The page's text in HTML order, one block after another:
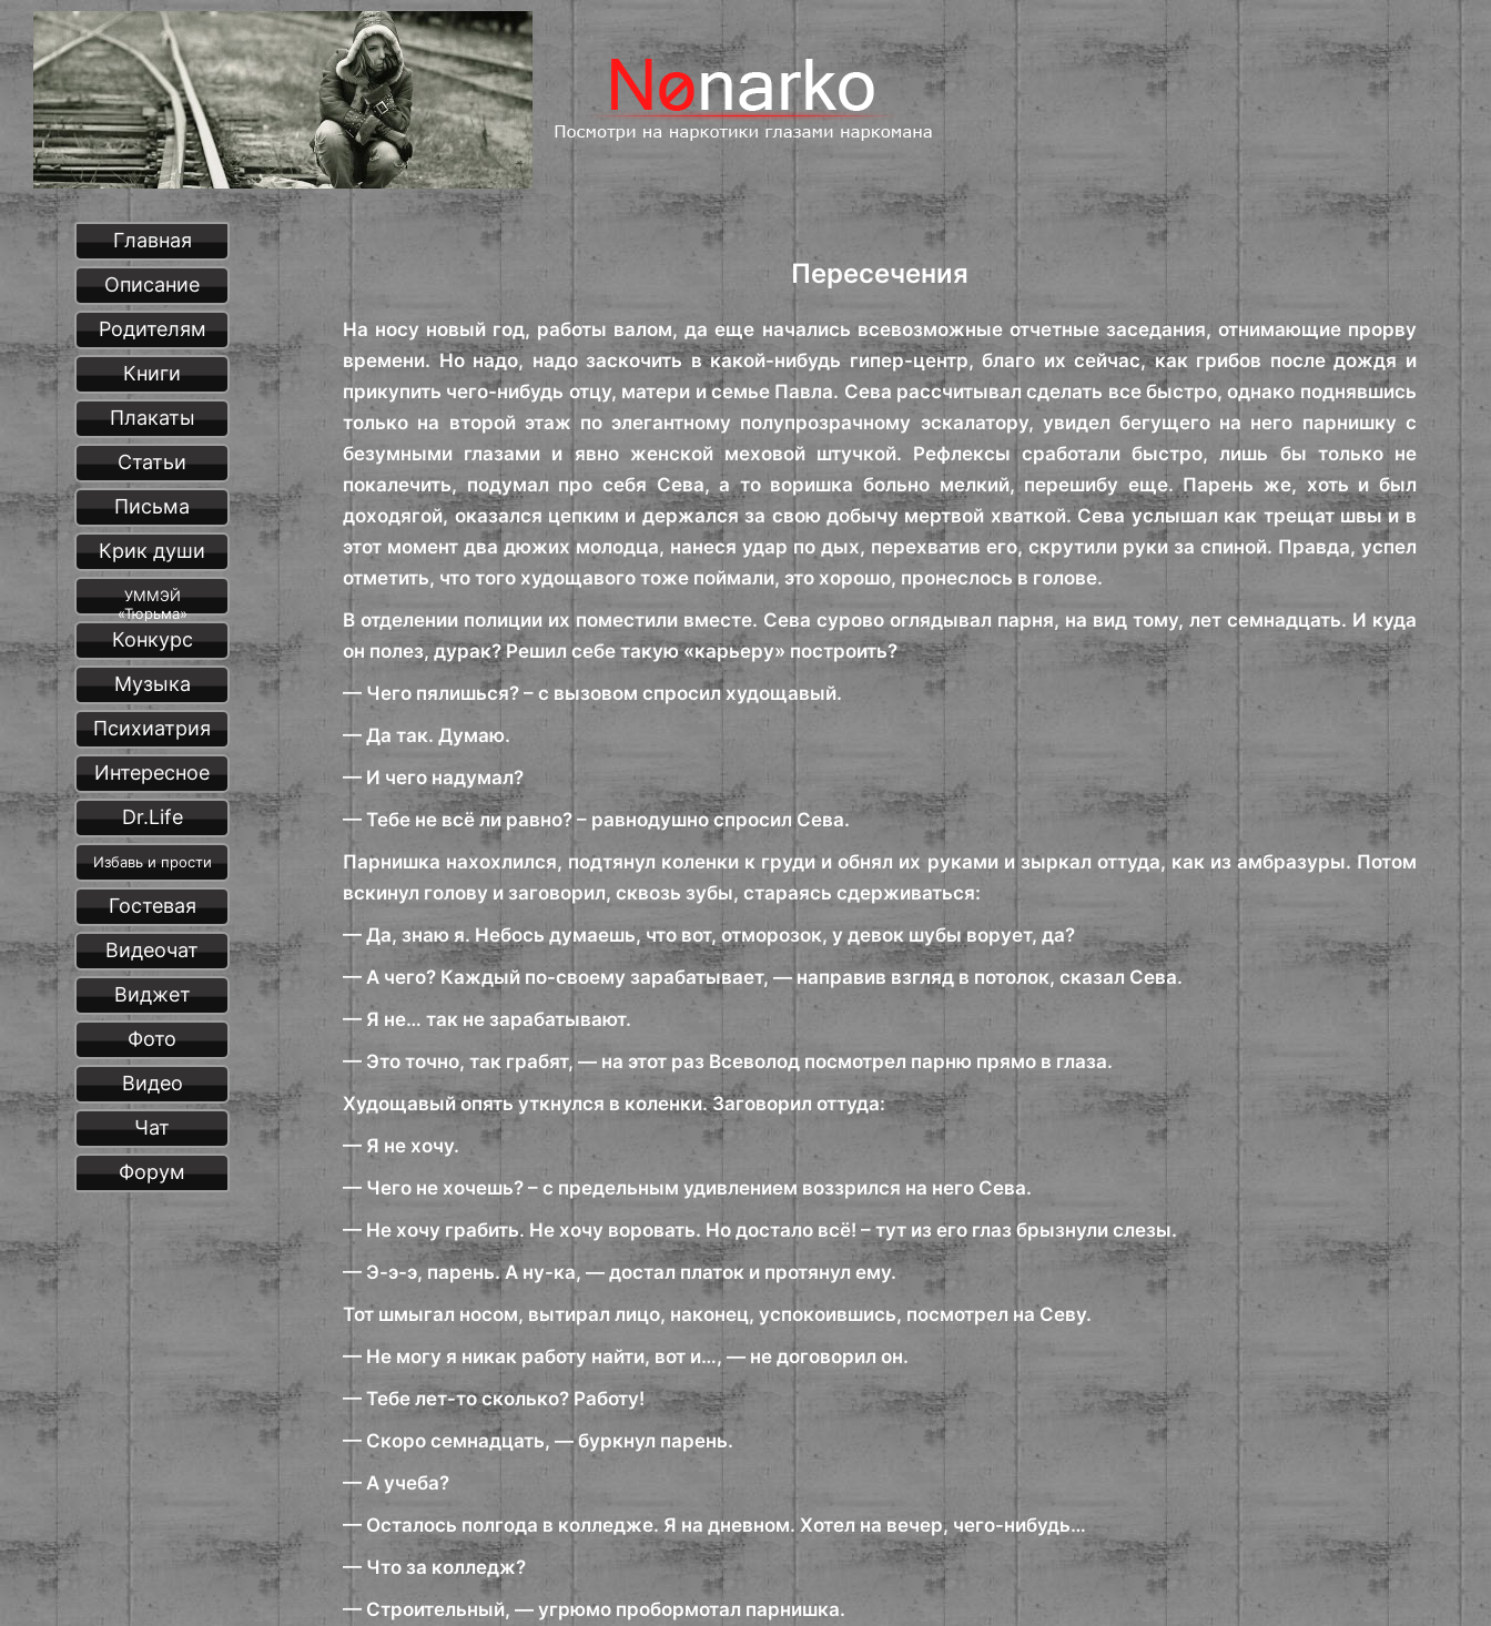
Пересечения
На носу новый год, работы валом, да еще начались всевозможные отчетные заседания, отнимающие прорву
времени. Но надо, надо заскочить в какой-нибудь гипер-центр, благо их сейчас, как грибов после дождя и
прикупить чего-нибудь отцу, матери и семье Павла. Сева рассчитывал сделать все быстро, однако поднявшись
только на второй этаж по элегантному полупрозрачному эскалатору, увидел бегущего на него парнишку с
безумными глазами и явно женской меховой штучкой. Рефлексы сработали быстро, лишь бы только не
покалечить, подумал про себя Сева, а то воришка больно мелкий, перешибу еще. Парень же, хоть и был
доходягой, оказался цепким и держался за свою добычу мертвой хваткой. Сева услышал как трещат швы и в
этот момент два дюжих молодца, нанеся удар по дых, перехватив его, скрутили руки за спиной. Правда, успел
отметить, что того худощавого тоже поймали, это хорошо, пронеслось в голове.
В отделении полиции их поместили вместе. Сева сурово оглядывал парня, на вид тому, лет семнадцать. И куда
он полез, дурак? Решил себе такую «карьеру» построить?
— Чего пялишься? – с вызовом спросил худощавый.
— Да так. Думаю.
— И чего надумал?
— Тебе не всё ли равно? – равнодушно спросил Сева.
Парнишка нахохлился, подтянул коленки к груди и обнял их руками и зыркал оттуда, как из амбразуры. Потом
вскинул голову и заговорил, сквозь зубы, стараясь сдерживаться:
— Да, знаю я. Небось думаешь, что вот, отморозок, у девок шубы ворует, да?
— А чего? Каждый по-своему зарабатывает, — направив взгляд в потолок, сказал Сева.
— Я не… так не зарабатывают.
— Это точно, так грабят, — на этот раз Всеволод посмотрел парню прямо в глаза.
Худощавый опять уткнулся в коленки. Заговорил оттуда:
— Я не хочу.
— Чего не хочешь? – с предельным удивлением воззрился на него Сева.
— Не хочу грабить. Не хочу воровать. Но достало всё! – тут из его глаз брызнули слезы.
— Э-э-э, парень. А ну-ка, — достал платок и протянул ему.
Тот шмыгал носом, вытирал лицо, наконец, успокоившись, посмотрел на Севу.
— Не могу я никак работу найти, вот и…, — не договорил он.
— Тебе лет-то сколько? Работу!
— Скоро семнадцать, — буркнул парень.
— А учеба?
— Осталось полгода в колледже. Я на дневном. Хотел на вечер, чего-нибудь…
— Что за колледж?
— Строительный, — угрюмо пробормотал парнишка.
Главная
Описание
Родителям
Книги
Плакаты
Статьи
Письма
Крик души
УММЭЙ
«Тюрьма»
Конкурс
Музыка
Психиатрия
Интересное
Dr.Life
Избавь и прости
Гостевая
Видеочат
Виджет
Фото
Видео
Чат
Форум